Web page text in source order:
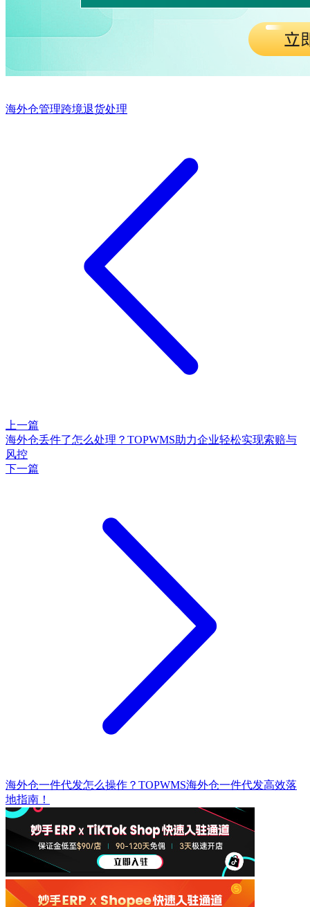
海外仓管理跨境退货处理
上一篇
海外仓丢件了怎么处理？TOPWMS助力企业轻松实现索赔与
风控
下一篇
海外仓一件代发怎么操作？TOPWMS海外仓一件代发高效落
地指南！